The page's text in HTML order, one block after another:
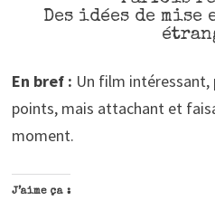
Des idées de mise
En bref : Un film intéressant,
points, mais attachant et
moment.
J’aime ça :